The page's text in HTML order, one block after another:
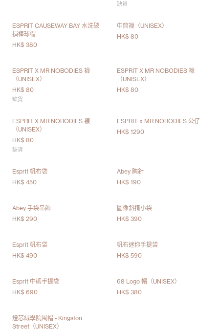
缺貨
ESPRIT CAUSEWAY BAY 水洗破
損棒球帽
HK$ 380
中筒襪（UNISEX）
HK$ 80
ESPRIT X MR NOBODIES 襪
（UNISEX）
HK$ 80
缺貨
ESPRIT X MR NOBODIES 襪
（UNISEX）
HK$ 80
ESPRIT X MR NOBODIES 襪
（UNISEX）
HK$ 80
缺貨
ESPRIT x MR NOBODIES 公仔
HK$ 1290
Esprit 帆布袋
HK$ 450
Abey 胸針
HK$ 190
Abey 手袋吊飾
HK$ 290
圖像斜揹小袋
HK$ 390
Esprit 帆布袋
HK$ 490
帆布迷你手提袋
HK$ 590
Esprit 中碼手提袋
HK$ 690
68 Logo 帽（UNISEX）
HK$ 380
燈芯絨學院風帽 - Kingston
Street（UNISEX）